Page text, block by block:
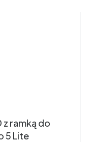
ramką do
5 Lite